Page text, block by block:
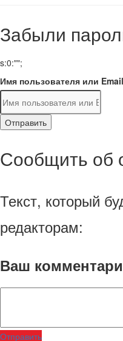
Забыли
s:0:"";
Имя пользователя или Email
Отправить
Сообщить об
Текст, который
редакторам:
Ваш
Отправить